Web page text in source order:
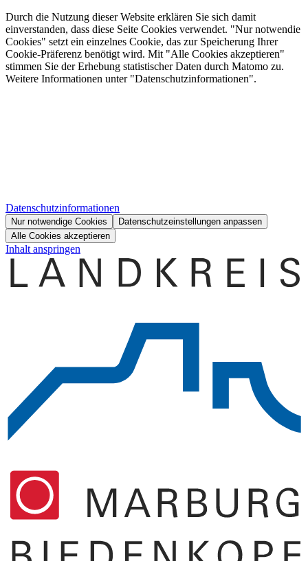
Durch die Nutzung dieser Website erklären Sie sich damit
einverstanden, dass diese Seite Cookies verwendet. "Nur notwendie
Cookies" setzt ein einzelnes Cookie, das zur Speicherung Ihrer
Cookie-Präferenz benötigt wird. Mit "Alle Cookies akzeptieren"
stimmen Sie der Erhebung statistischer Daten durch Matomo zu.
Weitere Informationen unter "Datenschutzinformationen".
Datenschutzinformationen
Nur notwendige Cookies
Datenschutzeinstellungen anpassen
Alle Cookies akzeptieren
Inhalt anspringen